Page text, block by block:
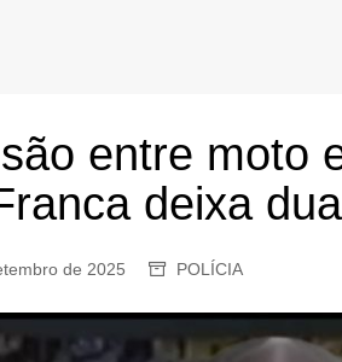
entre moto
deixa
de 2025 POLÍCIA